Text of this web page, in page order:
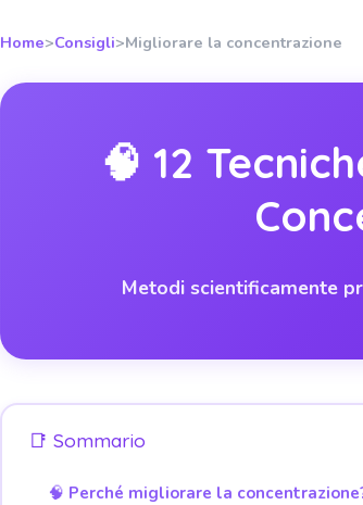
Home>Consigli>Migliorare la concentrazione
🧠 12
Metodi scientificamente
📑 Sommario
🧠 Perché migliorare la